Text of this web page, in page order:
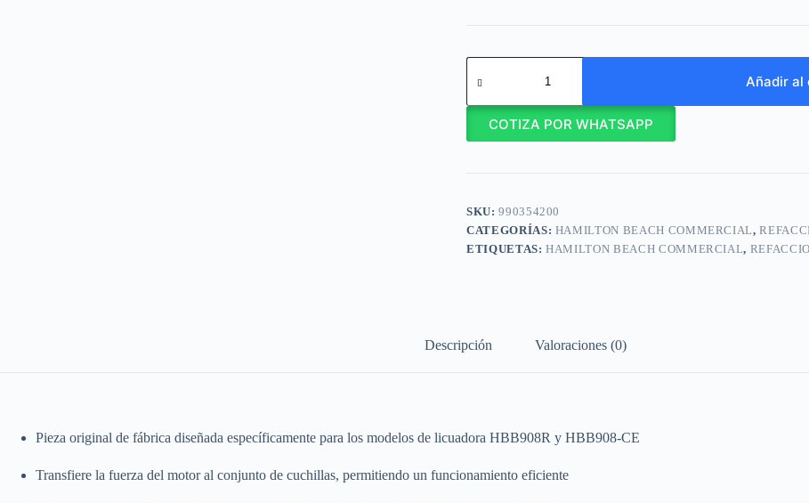
Hamilton
Beach
Embrague
para
Licuadora
Clutch
990354200
cantidad
Añadir al
COTIZA POR WHATSAPP
SKU:990354200
CATEGORÍAS: HAMILTON BEACH COMMERCIAL,
ETIQUETAS:HAMILTON BEACH COMMERCIAL,
Descripción Valoraciones (0)
Pieza original de fábrica diseñada específicamente para los modelos de licuadora HBB908R y HBB908‑CE
Transfiere la fuerza del motor al conjunto de cuchillas, permitiendo un funcionamiento eficiente